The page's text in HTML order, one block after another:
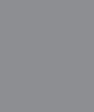
口中打开))
在新窗口中打开))